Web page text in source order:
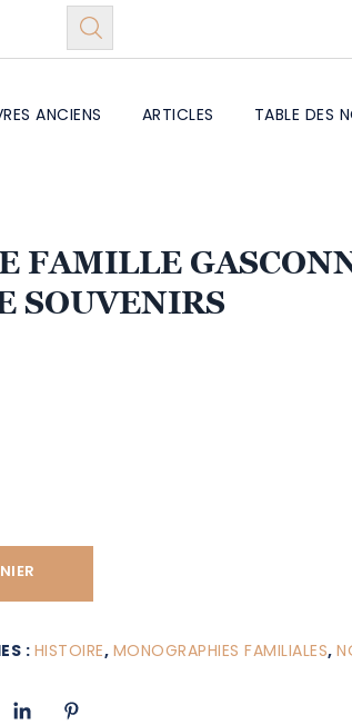
ANCIENS ARTICLES TABLE DES
FAMILLE
SOUVENIRS
:HISTOIRE, MONOGRAPHIES FAMILIALES,